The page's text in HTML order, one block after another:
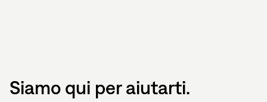
Siamo qui per aiutarti.